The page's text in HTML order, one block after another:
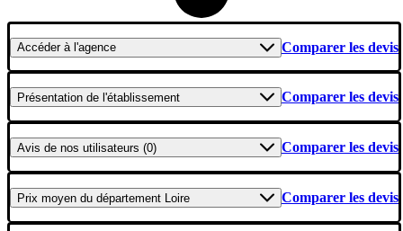
Accéderà l'agence Comparer les devis
Présentation de l'établissement Comparer les devis
Avis de nos utilisateurs (0) Comparer les devis
Prix moyen du département Loire Comparer les devis